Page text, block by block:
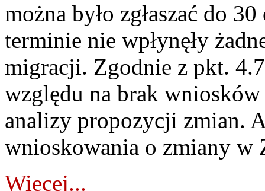
można było zgłaszać do
terminie nie wpłynęły
migracji. Zgodnie z pkt.
względu na brak
analizy propozycji zmian.
wnioskowania o zmiany w
Więcej...